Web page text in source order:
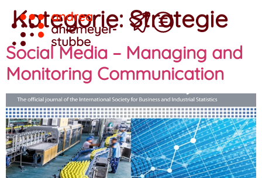
Kategorie: Strategie
Social Media – Managing and
Monitoring Communication